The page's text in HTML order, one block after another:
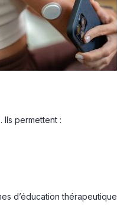
Ils permettent :
d’éducation thérapeutique